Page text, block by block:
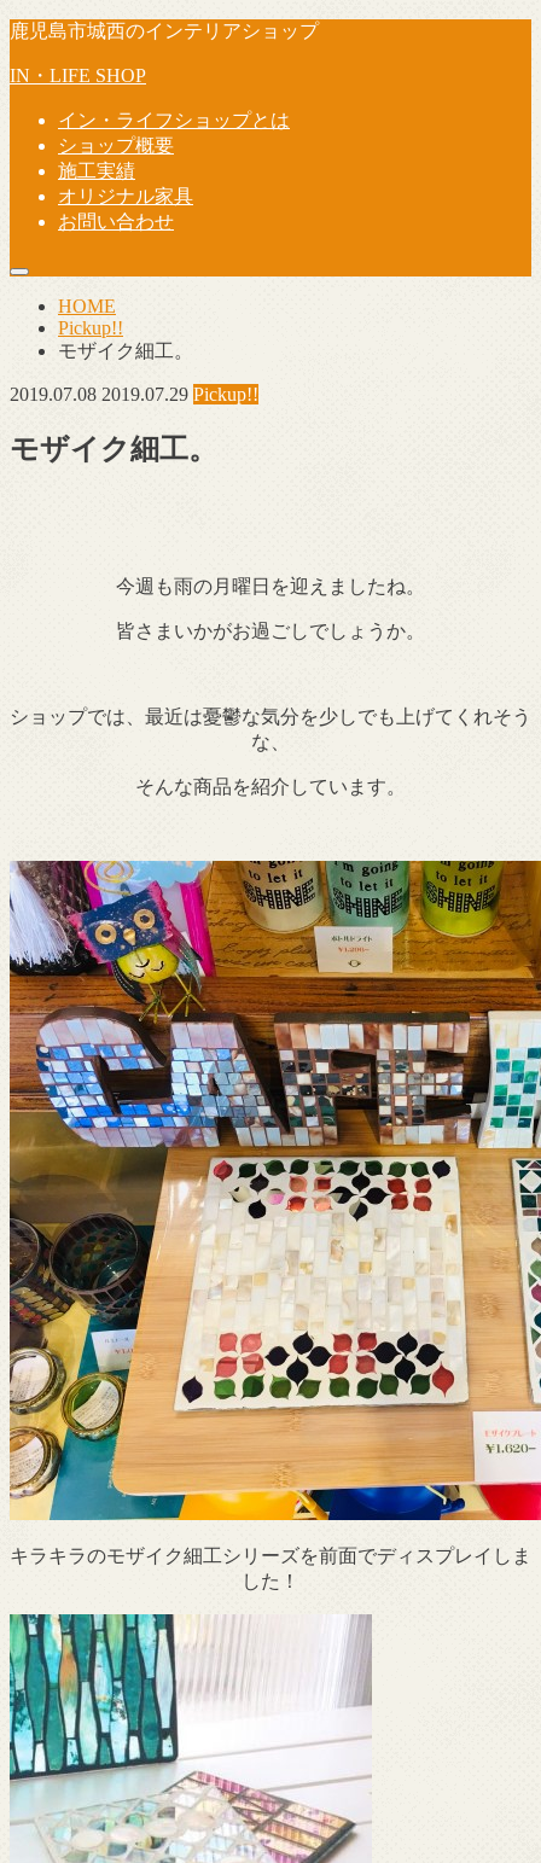
鹿児島市城西のインテリアショップ
IN・LIFE SHOP
イン・ライフショップとは
ショップ概要
施工実績
オリジナル家具
お問い合わせ
HOME
Pickup!!
モザイク細工。
2019.07.08 2019.07.29 Pickup!!
モザイク細工。
今週も雨の月曜日を迎えましたね。
皆さまいかがお過ごしでしょうか。
ショップでは、最近は憂鬱な気分を少しでも上げてくれそう
な、
そんな商品を紹介しています。
キラキラのモザイク細工シリーズを前面でディスプレイしま
した！